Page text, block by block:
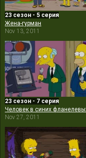
23 сезон - 5 серия
Жена-гурман
Nov 13, 2011
23 сезон - 7 серия
Nov 27, 2011